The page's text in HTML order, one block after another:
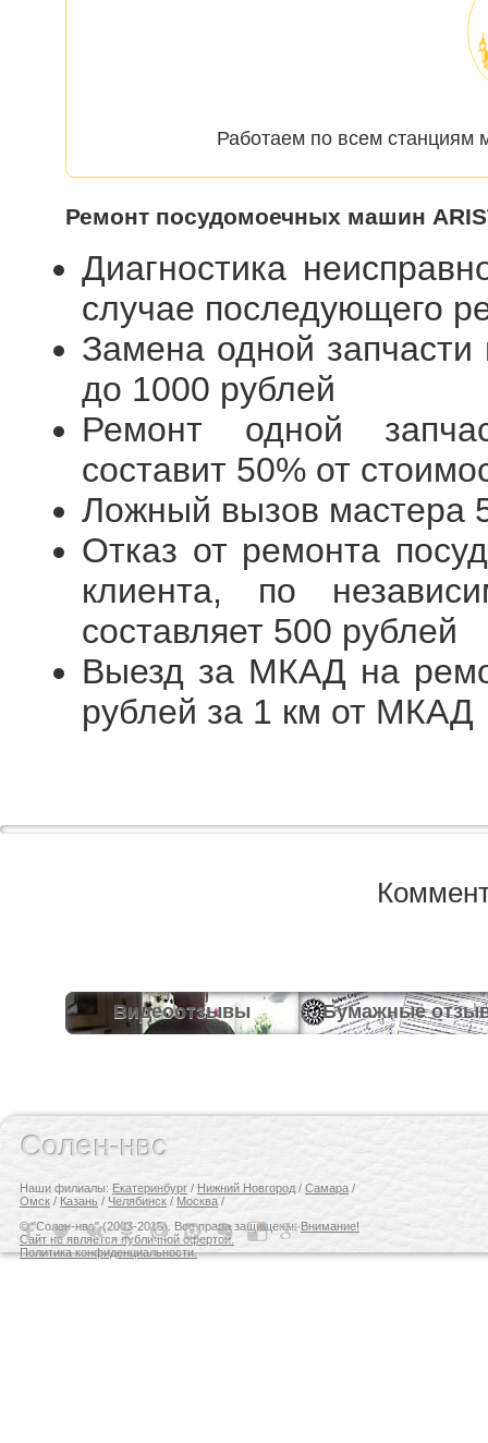
Работаем по всем станциям
Ремонт посудомоечных машин
Диагностика
случае последующего
Замена одной
до 1000 рублей
Ремонт одной
составит 50% от
Ложный вызов мастера
Отказ от ремонта
клиента, по
составляет 500 рублей
Выезд за МКАД на
рублей за 1 км от МКАД
Видеоотзывы Бумажные
Солен-нвс
Наши филиалы: Екатеринбург / Нижний Новгород / Самара /
Омск / Казань / Челябинск / Москва /
© "Солен-нвс" (2003-2015). Все права защищены.Внимание!
Сайт не является публичной офертой.
Политика конфиденциальности.